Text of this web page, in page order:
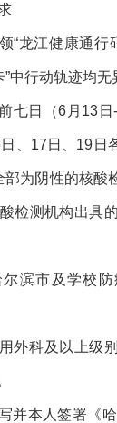
“龙江健康通行
中行动轨迹均无
七日（6月13
、17日、19日
为阴性的核酸
检测机构出具
滨市及学校
外科及以上级
并本人签署《